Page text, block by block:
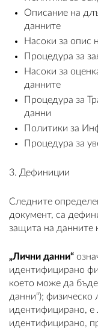
Описание на
данните
Насоки за опис
Процедура за
Насоки за
данните
Процедура за
данни
Политики за
Процедура за
3. Дефиниции
Следните
документ, са
защита на данните
„Лични данни“
идентифицирано
което може да
данни“);
идентифицирано,
идентифицирано,